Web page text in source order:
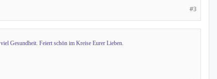
#3
Gesundheit. Feiert schön im Kreise Eurer Lieben.